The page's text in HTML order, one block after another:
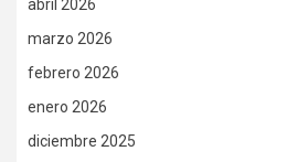
abril 2026
marzo 2026
febrero 2026
enero 2026
diciembre 2025